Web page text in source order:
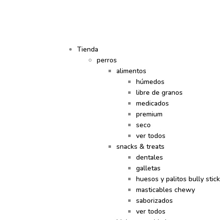
Tienda
perros
alimentos
húmedos
libre de granos
medicados
premium
seco
ver todos
snacks & treats
dentales
galletas
huesos y palitos bully
masticables chewy
saborizados
ver todos